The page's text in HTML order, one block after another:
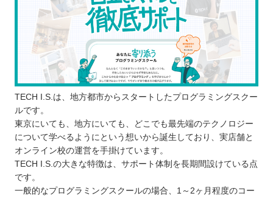
お金がかかってしまう
スケジュールがあらかじめ決められている
ケースが多い
どんなプログラミング言語を学ぶのが良いのか
子ども向けと大人向けにプログラミングスクールに
違いはあるか
プログラミングスクールで挫折しないために
【静岡】子ども向けのおすすめプログラミングス
クール3選
モノリズムキッズラボ
TECH I.S.は、地方都市からスタートしたプログラミングスクー
ルです。
東京にいても、地方にいても、どこでも最先端のテクノロジー
について学べるようにという想いから誕生しており、実店舗と
オンライン校の運営を手掛けています。
TECH I.S.の大きな特徴は、サポート体制を長期間設けている点
です。
一般的なプログラミングスクールの場合、1～2ヶ月程度のコー